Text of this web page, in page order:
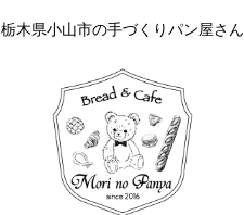
栃木県小山市の手づくりパン屋さん